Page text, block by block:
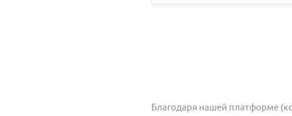
Благодаря нашей платформе